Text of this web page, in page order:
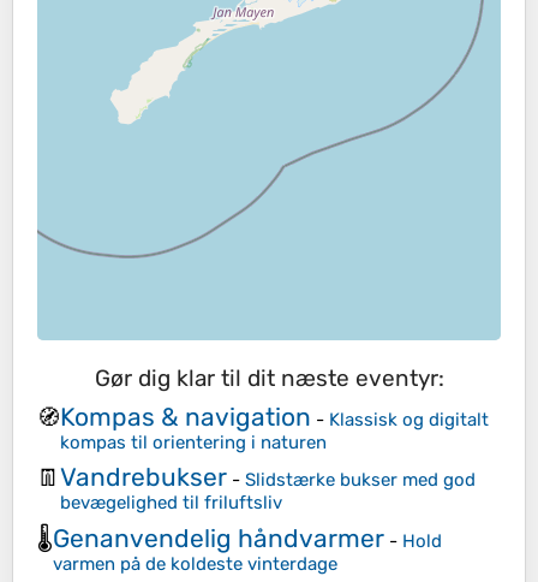
Gør dig klar til dit næste eventyr:
🧭Kompas & navigation - Klassisk og digitalt
kompas til orientering i naturen
👖Vandrebukser - Slidstærke bukser med god
bevægelighed til friluftsliv
🌡️Genanvendelig håndvarmer - Hold
varmen på de koldeste vinterdage